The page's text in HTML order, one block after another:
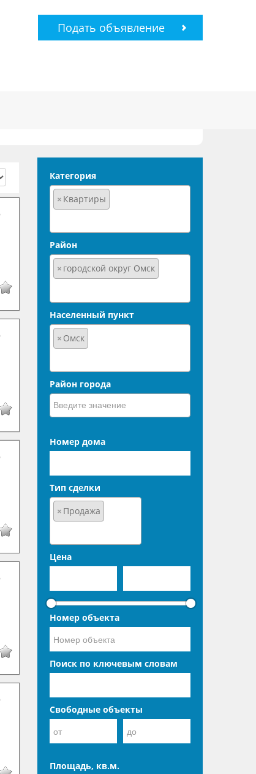
Подать объявление
Категория
× Квартиры
Район
× городской округ Омск
Населенный пункт
× Омск
Район города
Номер дома
Тип сделки
× Продажа
Цена
Номер объекта
Поиск по ключевым словам
Свободные объекты
Площадь, кв.м.